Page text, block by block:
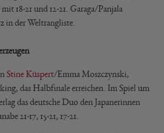
18-21 und 12-21. Garaga/Panjala
in der Weltrangliste.
Stine Küspert/Emma Moszczynski,
das Halbfinale erreichen. Im Spiel um
das deutsche Duo den Japanerinnen
21-17, 15-21, 17-21.